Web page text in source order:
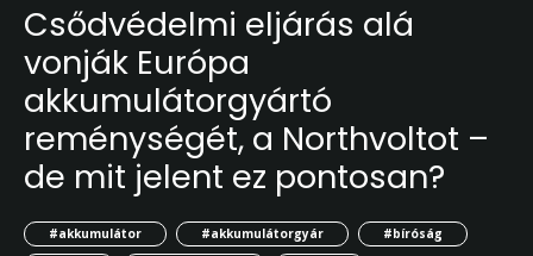
Csődvédelmi eljárás alá
vonják Európa
akkumulátorgyártó
reménységét, a Northvoltot –
de mit jelent ez pontosan?
#akkumulátor #akkumulátorgyár
#bíróság